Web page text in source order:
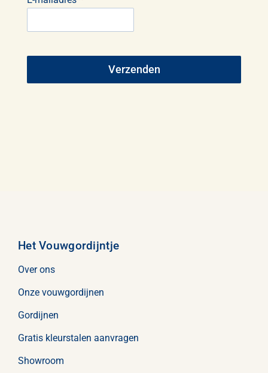
Verzenden
Het Vouwgordijntje
Over ons
Onze vouwgordijnen
Gordijnen
Gratis kleurstalen aanvragen
Showroom